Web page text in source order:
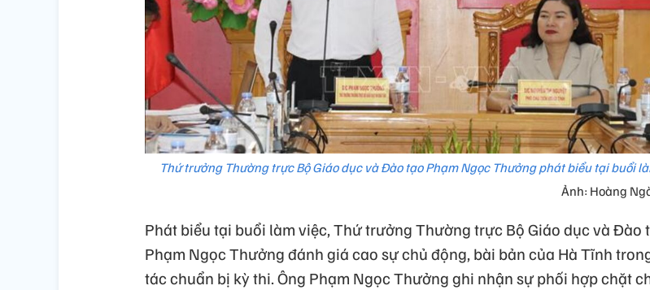
Thứ trưởng Thường trực Bộ Giáo dục và Đào tạo Phạm Ngọc Thưởng phát biểu tại buổi
Ảnh: Hoàng
Phát biểu tại buổi làm việc, Thứ trưởng Thường trực Bộ Giáo dục và Đào
Phạm Ngọc Thưởng đánh giá cao sự chủ động, bài bản của Hà Tĩnh
tác chuẩn bị kỳ thi. Ông Phạm Ngọc Thưởng ghi nhận sự phối hợp chặt